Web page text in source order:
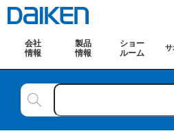
会社
情報
製品
情報
ショー
ルーム
サ